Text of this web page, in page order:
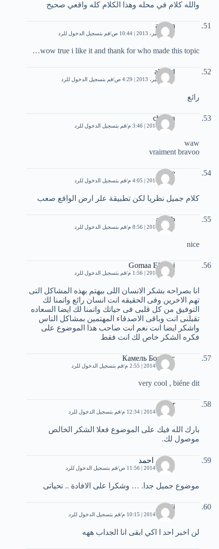
والله كلام في محله وهذا الكلام كله واقعي صحيح
azeam
22 ديسمبر، 2013 | 10:44 ص قم بتسجيل الدخول للرد
wow true i like it and thank for who made this topic…
ahmed
24 ديسمبر، 2013 | 4:29 ص قم بتسجيل الدخول للرد
رائع
chaima
4 يناير، 2014 | 3:46 م قم بتسجيل الدخول للرد
waw
vraiment bravoo
e
4 يناير، 2014 | 4:05 م قم بتسجيل الدخول للرد
كلام جميل نظريا لكن تطبيقة علر ارض الواقع صعب
ayoub
4 يناير، 2014 | 8:56 م قم بتسجيل الدخول للرد
nice
Gomaa Elwani
5 يناير، 2014 | 1:56 م قم بتسجيل الدخول للرد
انا بصراحه بشكر الانسان اللى بيهتم بهذه المشاكل التى
تهم الاخرين وفى الحقيقه انت انسان رائع واتمنا لك
التوفيق من كل قلبى فى حياتك واتمنا لك ايضا السعاده
تقبلنى انت وباقى الاصدقاء المهتمين بمشاكل الناس
واشكر ايضا انت نعم انت صاحب هذا الموضوع على
فكره الشكر خاص لك انت فقط
Камель Боатенг
10 يناير، 2014 | 2:55 م قم بتسجيل الدخول للرد
very cool , biéne dit
tahar
14 يناير، 2014 | 12:34 م قم بتسجيل الدخول للرد
بارك الله فيك على الموضوع فعلا الشكر الخالص
موصول لك.
متولى احمد
19 يناير، 2014 | 11:56 ص قم بتسجيل الدخول للرد
موضوع جميل جدا. … وشكرا على الافادة .. تحياتى
nadji
24 يناير، 2014 | 10:15 م قم بتسجيل الدخول للرد
لن اخبر احد ا اكي ابقى انا الجداب ههه